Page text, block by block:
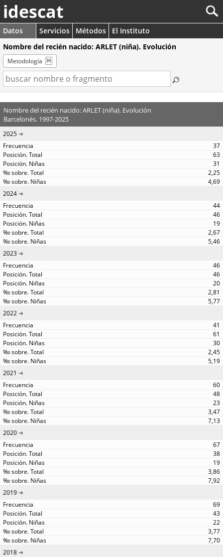
idescat
Datos Servicios Métodos
El Instituto
Nombre del recién nacido: ARLET (niña). Evolución
Metodología
Nombre del recién nacido: ARLET (niña). Evolución
Barcelonès. 1997-2025
2025
37
63
31
2,25
4,69
2024
44
46
19
2,67
5,46
2023
46
46
20
2,81
5,77
2022
41
61
30
2,45
5,19
2021
60
48
23
3,47
7,13
2020
67
38
19
3,86
7,92
2019
69
43
22
3,77
7,70
2018